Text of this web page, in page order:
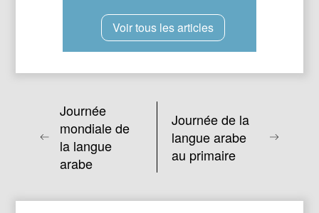
Voir tous les articles
Journée
mondiale de
la langue
arabe
Journée de la
langue arabe
au primaire